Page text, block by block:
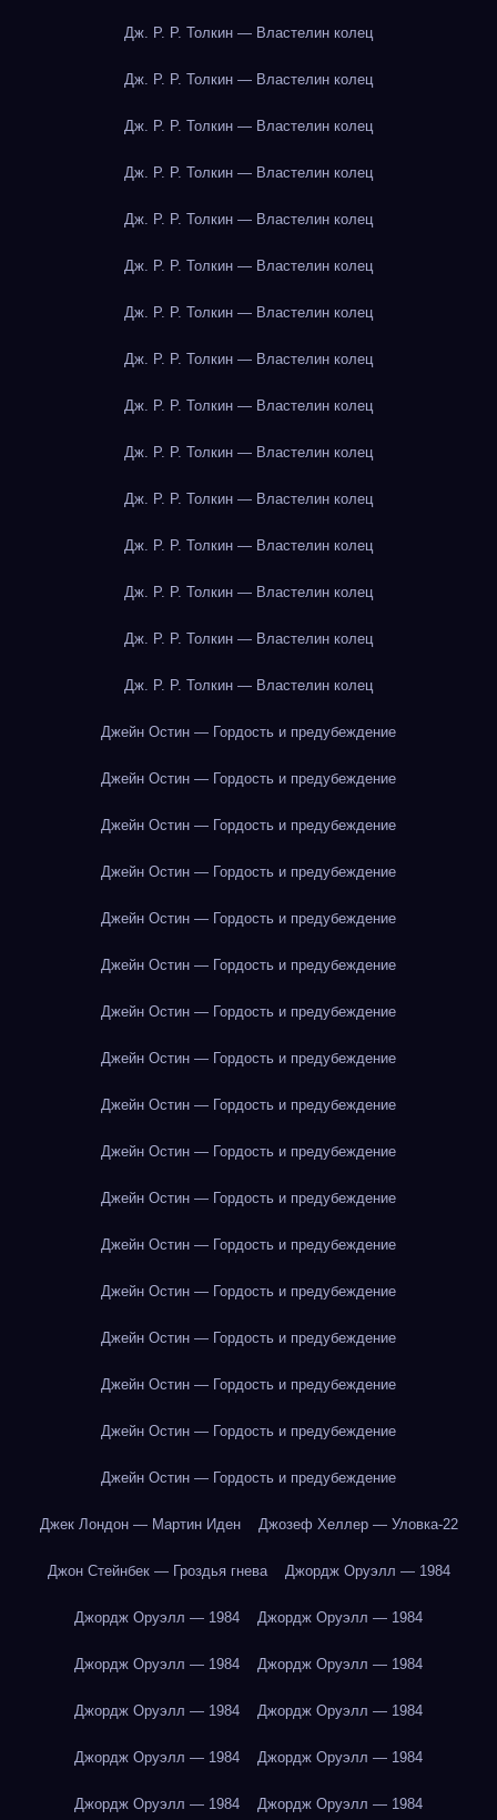
Дж. Р. Р. Толкин — Властелин колец
Дж. Р. Р. Толкин — Властелин колец
Дж. Р. Р. Толкин — Властелин колец
Дж. Р. Р. Толкин — Властелин колец
Дж. Р. Р. Толкин — Властелин колец
Дж. Р. Р. Толкин — Властелин колец
Дж. Р. Р. Толкин — Властелин колец
Дж. Р. Р. Толкин — Властелин колец
Дж. Р. Р. Толкин — Властелин колец
Дж. Р. Р. Толкин — Властелин колец
Дж. Р. Р. Толкин — Властелин колец
Дж. Р. Р. Толкин — Властелин колец
Дж. Р. Р. Толкин — Властелин колец
Дж. Р. Р. Толкин — Властелин колец
Дж. Р. Р. Толкин — Властелин колец
Джейн Остин — Гордость и предубеждение
Джейн Остин — Гордость и предубеждение
Джейн Остин — Гордость и предубеждение
Джейн Остин — Гордость и предубеждение
Джейн Остин — Гордость и предубеждение
Джейн Остин — Гордость и предубеждение
Джейн Остин — Гордость и предубеждение
Джейн Остин — Гордость и предубеждение
Джейн Остин — Гордость и предубеждение
Джейн Остин — Гордость и предубеждение
Джейн Остин — Гордость и предубеждение
Джейн Остин — Гордость и предубеждение
Джейн Остин — Гордость и предубеждение
Джейн Остин — Гордость и предубеждение
Джейн Остин — Гордость и предубеждение
Джейн Остин — Гордость и предубеждение
Джейн Остин — Гордость и предубеждение
Джек Лондон — Мартин Иден Джозеф Хеллер — Уловка-22
Джон Стейнбек — Гроздья гнева Джордж Оруэлл — 1984
Джордж Оруэлл — 1984 Джордж Оруэлл — 1984
Джордж Оруэлл — 1984 Джордж Оруэлл — 1984
Джордж Оруэлл — 1984 Джордж Оруэлл — 1984
Джордж Оруэлл — 1984 Джордж Оруэлл — 1984
Джордж Оруэлл — 1984 Джордж Оруэлл — 1984